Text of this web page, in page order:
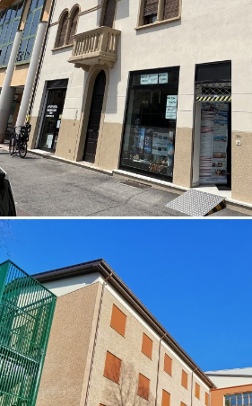
Restauro facciata
07/10/2022